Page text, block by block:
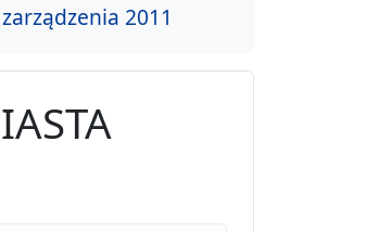
zarządzenia 2011